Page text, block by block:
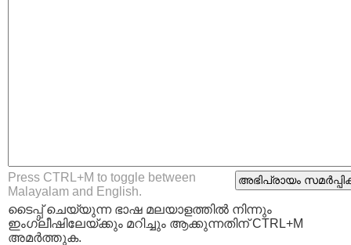
Press CTRL+M to toggle between
Malayalam and English.
ടൈപ്പ്‌ ചെയ്യുന്ന ഭാഷ മലയാളത്തില്‍ നിന്നും
ഇംഗ്ലീഷിലേയ്ക്കും മറിച്ചും ആക്കുന്നതിന് CTRL+M
അമര്‍ത്തുക.